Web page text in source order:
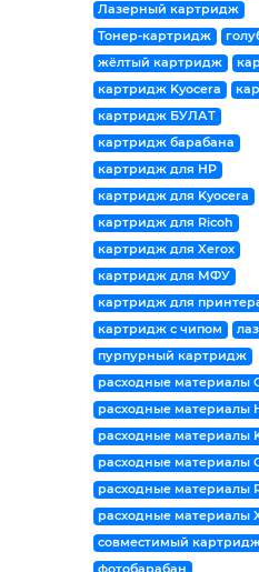
Лазерный картридж
Тонер-картридж
жёлтый картридж
картридж Kyocera
картридж БУЛАТ
картридж барабана
картридж для HP
картридж для Kyocera
картридж для Ricoh
картридж для Xerox
картридж для МФУ
картридж для
картридж с чипом
пурпурный картридж
расходные материалы
расходные материалы
расходные материалы
расходные материалы
расходные материалы
расходные материалы
совместимый